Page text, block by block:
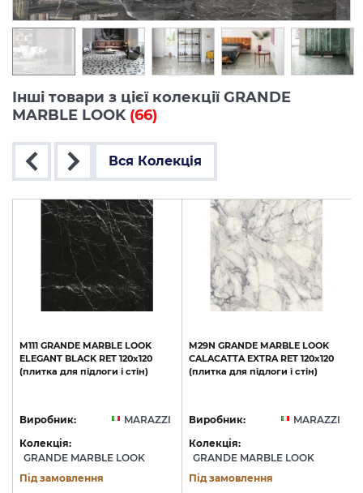
Інші товари з цієї колекції GRANDE
MARBLE LOOK (66)
Вся Колекція
M111 GRANDE MARBLE LOOK
ELEGANT BLACK RET 120х120
(плитка для підлоги і стін)
Виробник:
MARAZZI
Колекція:
GRANDE MARBLE LOOK
Під замовлення
M29N GRANDE MARBLE LOOK
CALACATTA EXTRA RET 120х120
(плитка для підлоги і стін)
Виробник:
MARAZZI
Колекція:
GRANDE MARBLE LOOK
Під замовлення